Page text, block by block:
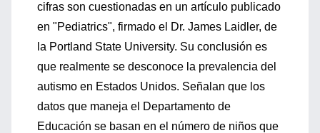
cifras son cuestionadas en un artículo publicado
en "Pediatrics", firmado el Dr. James Laidler, de
la Portland State University. Su conclusión es
que realmente se desconoce la prevalencia del
autismo en Estados Unidos. Señalan que los
datos que maneja el Departamento de
Educación se basan en el número de niños que